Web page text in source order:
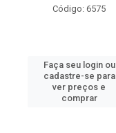
Código: 6575
Faça seu login ou
cadastre-se para
ver preços e
comprar